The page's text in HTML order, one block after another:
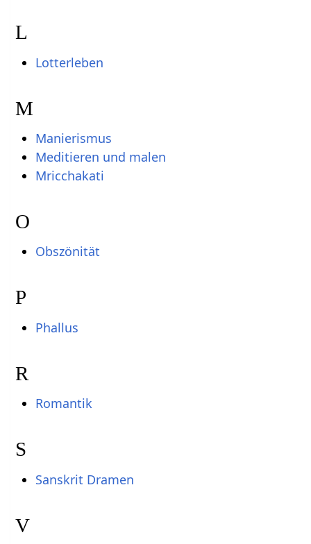
L
Lotterleben
M
Manierismus
Meditieren und malen
Mricchakati
O
Obszönität
P
Phallus
R
Romantik
S
Sanskrit Dramen
V